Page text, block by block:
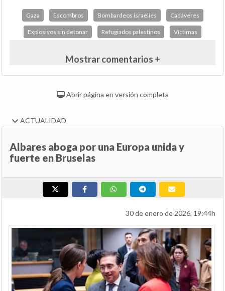
Gaza Escombros Bombardeos israelíes Cadáveres
Explosivos sin detonar Refugiados palestinos Víctimas
Mostrar comentarios +
Abrir página en versión completa
ACTUALIDAD
Albares aboga por una Europa unida y
fuerte en Bruselas
30 de enero de 2026, 19:44h